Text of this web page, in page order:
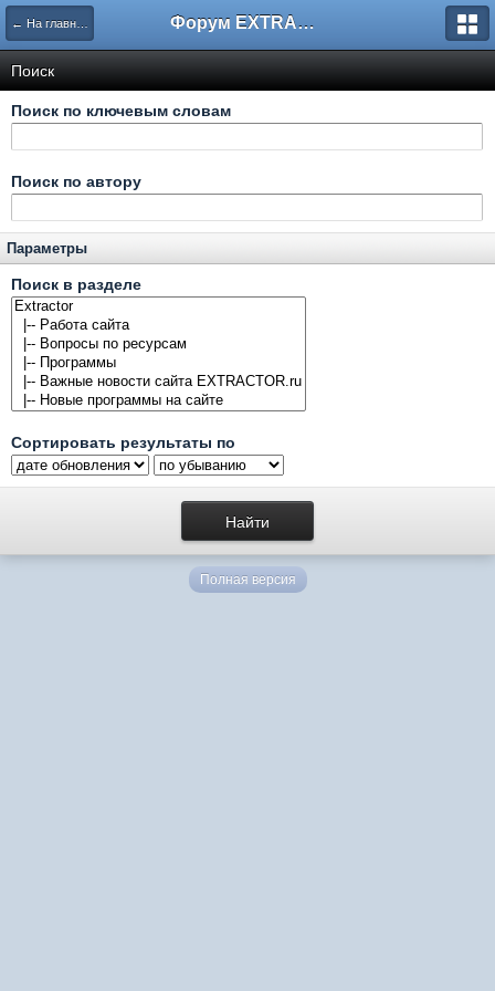
← На главную Форум EXTRACTOR.ru
Поиск
Поиск по ключевым словам
Поиск по автору
Параметры
Поиск в разделе
Сортировать результаты по
Полная версия